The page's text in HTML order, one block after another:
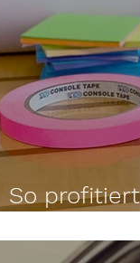
So profitiert